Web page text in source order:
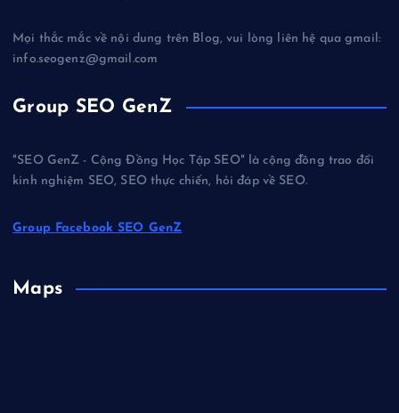
Mọi thắc mắc về nội dung trên Blog, vui lòng liên hệ qua gmail:
info.seogenz@gmail.com
Group SEO GenZ
"SEO GenZ - Cộng Đồng Học Tập SEO" là cộng đồng trao đổi
kinh nghiệm SEO, SEO thực chiến, hỏi đáp về SEO.
Group Facebook SEO GenZ
Maps